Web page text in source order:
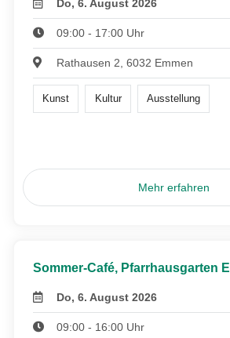
Do, 6. August 2026
09:00 - 17:00 Uhr
Rathausen 2, 6032 Emmen
Kunst Kultur Ausstellung
Mehr erfahren
Sommer-Café, Pfarrhausgarten
Do, 6. August 2026
09:00 - 16:00 Uhr